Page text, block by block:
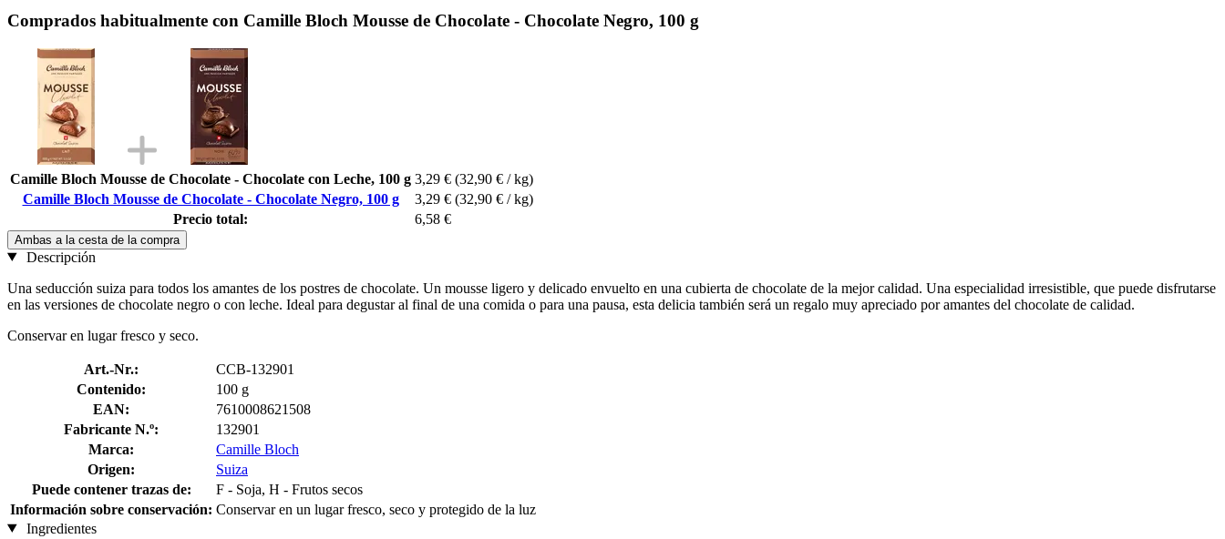
Comprados habitualmente con Camille Bloch Mousse de Chocolate - Chocolate Negro, 100 g
Camille Bloch Mousse de Chocolate - Chocolate con Leche, 100 g 3,29 € (32,90 € / kg)
Camille Bloch Mousse de Chocolate - Chocolate Negro, 100 g
3,29 € (32,90 € / kg)
Precio total:
6,58 €
Ambas a la cesta de la compra
Descripción
Una seducción suiza para todos los amantes de los postres de chocolate. Un mousse ligero y delicado envuelto en una cubierta de chocolate de la mejor calidad. Una especialidad irresistible, que puede disfrutarse
en las versiones de chocolate negro o con leche. Ideal para degustar al final de una comida o para una pausa, esta delicia también será un regalo muy apreciado por amantes del chocolate de calidad.
Conservar en lugar fresco y seco.
Art.-Nr.:
CCB-132901
Contenido:
100 g
EAN:
7610008621508
Fabricante N.º:
132901
Marca:
Camille Bloch
Origen:
Suiza
Puede contener trazas de:
F - Soja, H - Frutos secos
Información sobre conservación: Conservar en un lugar fresco, seco y protegido de la luz
Ingredientes